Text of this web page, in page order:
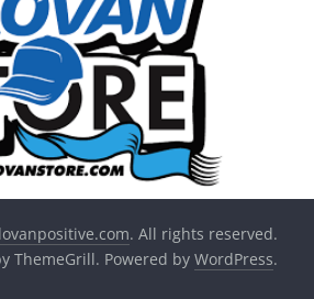
. All rights reserved.
ThemeGrill. Powered by WordPress.